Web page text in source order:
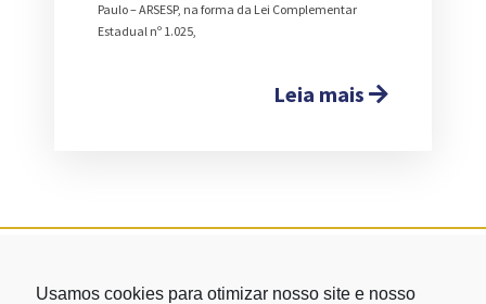
Paulo – ARSESP, na forma da Lei Complementar
Estadual nº 1.025,
Leia mais
Usamos cookies para otimizar nosso site e nosso